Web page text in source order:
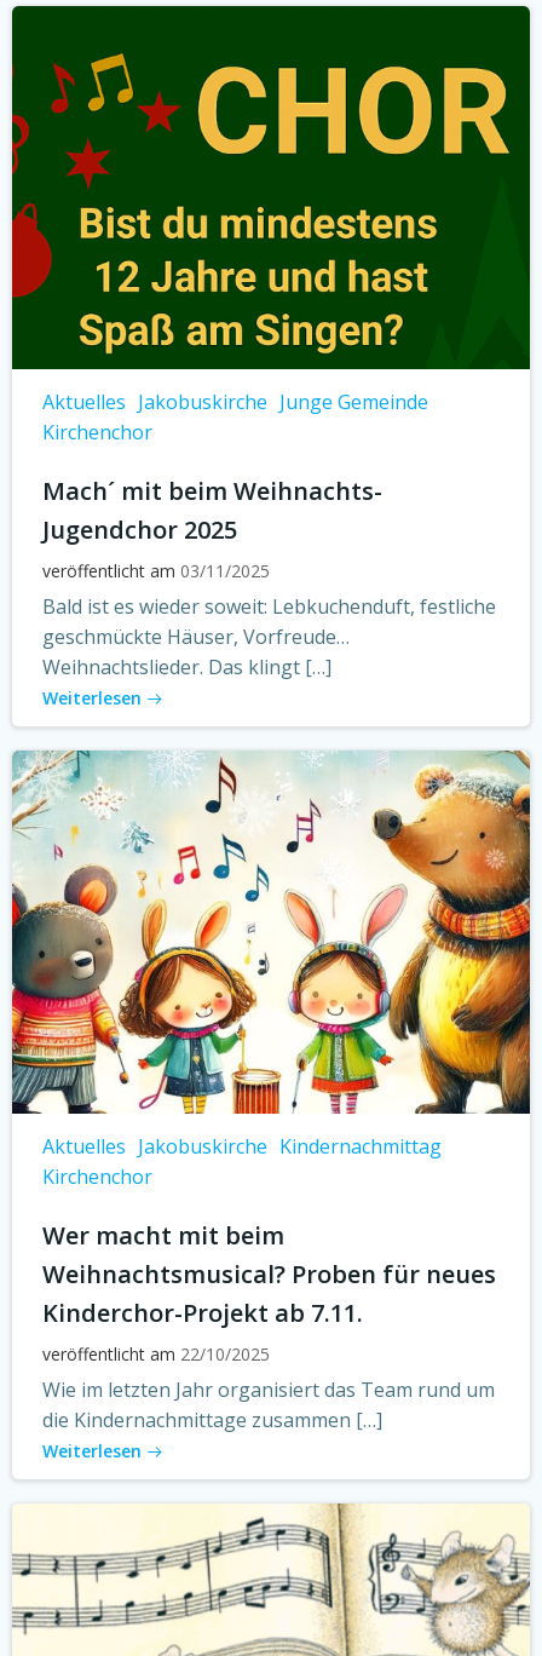
Aktuelles Jakobuskirche Junge Gemeinde
Kirchenchor
Mach´ mit beim Weihnachts-
Jugendchor 2025
veröffentlicht am 03/11/2025
Bald ist es wieder soweit: Lebkuchenduft, festliche
geschmückte Häuser, Vorfreude…
Weihnachtslieder. Das klingt […]
Weiterlesen
Aktuelles Jakobuskirche Kindernachmittag
Kirchenchor
Wer macht mit beim
Weihnachtsmusical? Proben für neues
Kinderchor-Projekt ab 7.11.
veröffentlicht am 22/10/2025
Wie im letzten Jahr organisiert das Team rund um
die Kindernachmittage zusammen […]
Weiterlesen